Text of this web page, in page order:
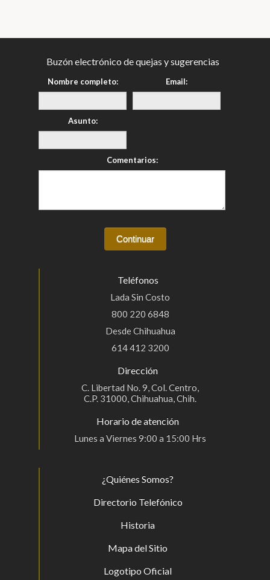
Buzón electrónico de quejas y sugerencias
Nombre completo: Email:
Asunto:
Comentarios:
Teléfonos
Lada Sin Costo
800 220 6848
Desde Chihuahua
614 412 3200
Dirección
C. Libertad No. 9, Col. Centro,
C.P. 31000, Chihuahua, Chih.
Horario de atención
Lunes a Viernes 9:00 a 15:00 Hrs
¿Quiénes Somos?
Directorio Telefónico
Historia
Mapa del Sitio
Logotipo Oficial